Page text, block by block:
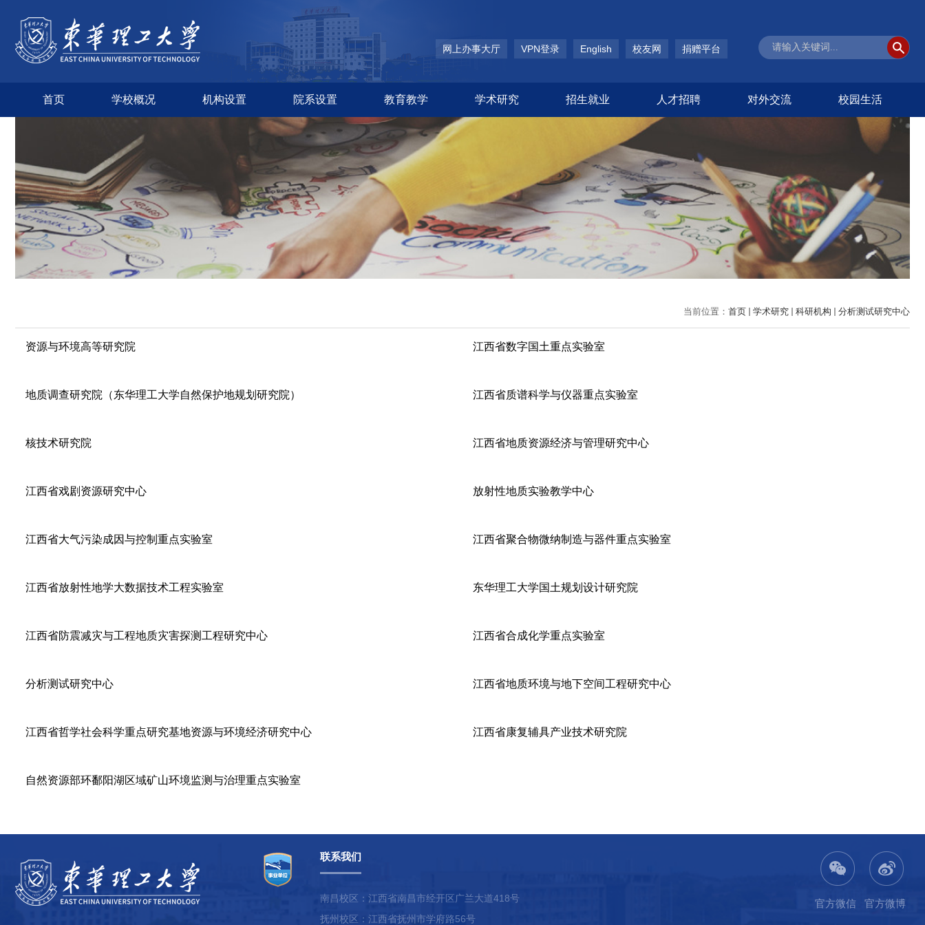
网上办事大厅 VPN登录 English 校友网 捐赠平台
首页 学校概况 机构设置 院系设置 教育教学 学术研究 招生就业 人才招聘 对外交流 校园生活
当前位置： 首页 学术研究 科研机构 分析测试研究中心
资源与环境高等研究院 江西省数字国土重点实验室
地质调查研究院（东华理工大学自然保护地规划研究院） 江西省质谱科学与仪器重点实验室
核技术研究院 江西省地质资源经济与管理研究中心
江西省戏剧资源研究中心 放射性地质实验教学中心
江西省大气污染成因与控制重点实验室 江西省聚合物微纳制造与器件重点实验室
江西省放射性地学大数据技术工程实验室 东华理工大学国土规划设计研究院
江西省防震减灾与工程地质灾害探测工程研究中心 江西省合成化学重点实验室
分析测试研究中心 江西省地质环境与地下空间工程研究中心
江西省哲学社会科学重点研究基地资源与环境经济研究中心 江西省康复辅具产业技术研究院
自然资源部环鄱阳湖区域矿山环境监测与治理重点实验室
联系我们
南昌校区：江西省南昌市经开区广兰大道418号
抚州校区：江西省抚州市学府路56号
官方微信 官方微博